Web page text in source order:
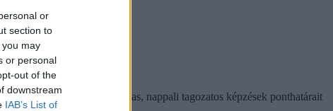
or
section to
may
or personal
out of the
downstream
IAB’s List of
listában az állami ösztöndíjas, nappali tagozatos képzések ponthatárait